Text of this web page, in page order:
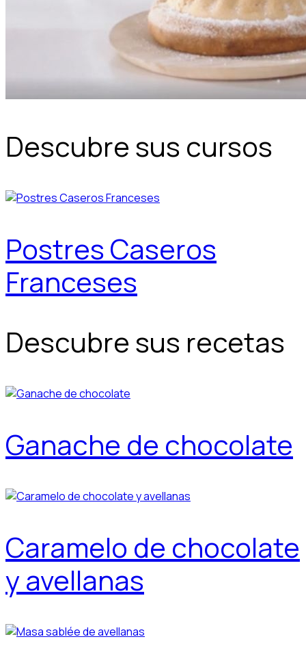
Descubre sus cursos
Postres Caseros
Franceses
Descubre sus recetas
Ganache de chocolate
Caramelo de chocolate
y avellanas